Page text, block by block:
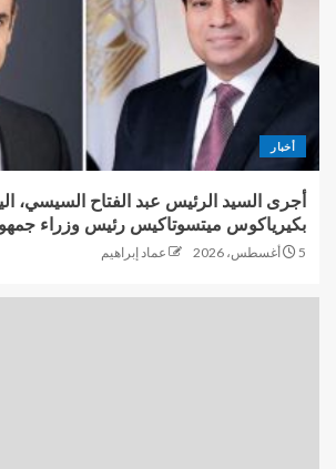
أخبار
أجرى السيد الرئيس عبد الفتاح السيسي،
بكيرياكوس ميتسوتاكيس رئيس وزراء
5 أغسطس، 2026 عماد إبراهيم